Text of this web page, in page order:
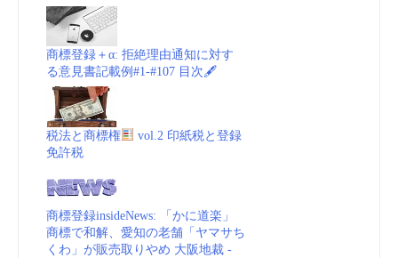
商標登録＋α: 拒絶理由通知に対す
る意見書記載例#1-#107 目次🖋
税法と商標権
vol.2 印紙税と登録
免許税
商標登録insideNews: 「かに道楽」
商標で和解、愛知の老舗「ヤマサち
くわ」が販売取りやめ 大阪地裁 -